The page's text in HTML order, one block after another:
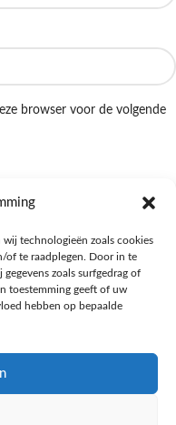
technologieën zoals cookies
of te raadplegen. Door in te
zoals surfgedrag of
toestemming geeft of uw
hebben op bepaalde
browser voor de volgende
Albert Heijn, verrijk je
keto-dieet, en deel jouw
online gemeenschap!